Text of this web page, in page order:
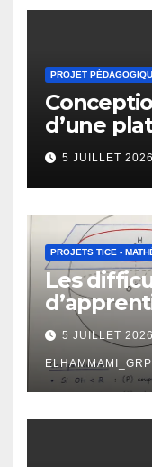
PROJET
d’une
pour
5 JUILLET 2026
PROJETS TICE -
Les
2 -ème
causes
5 JUILLET 2026